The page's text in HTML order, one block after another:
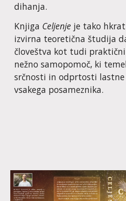
dihanja.
Knjiga Celjenje je tako
izvirna teoretična študija
človeštva kot tudi
nežno samopomoč, ki
srčnosti in odprtosti lastne
vsakega posameznika.